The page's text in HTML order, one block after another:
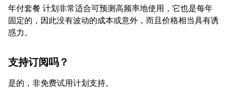
年付套餐 计划非常适合可预测高频率地使用，它也是每年
固定的，因此没有波动的成本或意外，而且价格相当具有诱
惑力。
支持订阅吗？
是的，非免费试用计划支持。